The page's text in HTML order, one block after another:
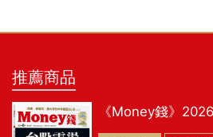
推薦商品
《Money錢》